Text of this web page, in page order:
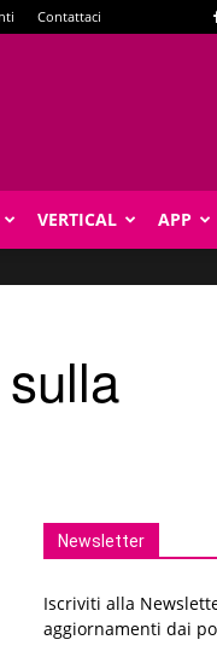
Contattaci
VERTICAL APP
Newsletter
Iscriviti alla
aggiornamenti dai